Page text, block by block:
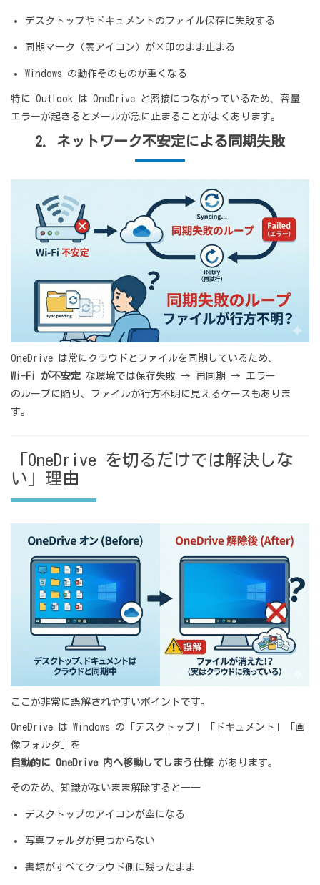
デスクトップやドキュメントのファイル保存に失敗する
同期マーク（雲アイコン）が×印のまま止まる
Windows の動作そのものが重くなる
特に Outlook は OneDrive と密接につながっているため、容量
エラーが起きるとメールが急に止まることがよくあります。
2. ネットワーク不安定による同期失敗
OneDrive は常にクラウドとファイルを同期しているため、
Wi-Fi が不安定 な環境では保存失敗 → 再同期 → エラー
のループに陥り、ファイルが行方不明に見えるケースもありま
す。
「OneDrive を切るだけでは解決しな
い」理由
ここが非常に誤解されやすいポイントです。
OneDrive は Windows の「デスクトップ」「ドキュメント」「画
像フォルダ」を
自動的に OneDrive 内へ移動してしまう仕様があります。
そのため、知識がないまま解除すると――
デスクトップのアイコンが空になる
写真フォルダが見つからない
書類がすべてクラウド側に残ったまま